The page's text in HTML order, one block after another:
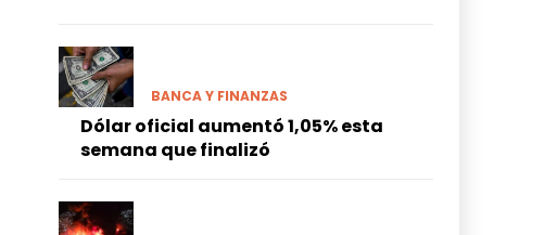
BANCA Y FINANZAS
Dólar oficial aumentó 1,05% esta
semana que finalizó